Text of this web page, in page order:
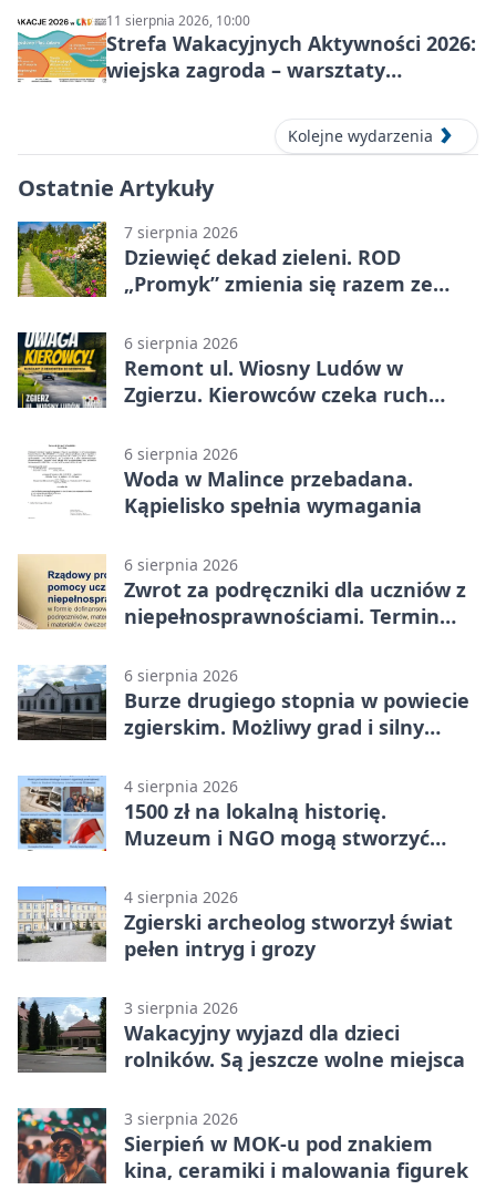
11 sierpnia 2026, 10:00
Strefa Wakacyjnych Aktywności 2026:
wiejska zagroda – warsztaty
Kolejne wydarzenia
Ostatnie Artykuły
7 sierpnia 2026
Dziewięć dekad zieleni. ROD
„Promyk” zmienia się razem ze
6 sierpnia 2026
Remont ul. Wiosny Ludów w
Zgierzu. Kierowców czeka ruch
6 sierpnia 2026
Woda w Malince przebadana.
Kąpielisko spełnia wymagania
6 sierpnia 2026
Zwrot za podręczniki dla uczniów z
niepełnosprawnościami. Termin
6 sierpnia 2026
Burze drugiego stopnia w powiecie
zgierskim. Możliwy grad i silny
4 sierpnia 2026
1500 zł na lokalną historię.
Muzeum i NGO mogą stworzyć
4 sierpnia 2026
Zgierski archeolog stworzył świat
pełen intryg i grozy
3 sierpnia 2026
Wakacyjny wyjazd dla dzieci
rolników. Są jeszcze wolne miejsca
3 sierpnia 2026
Sierpień w MOK-u pod znakiem
kina, ceramiki i malowania figurek